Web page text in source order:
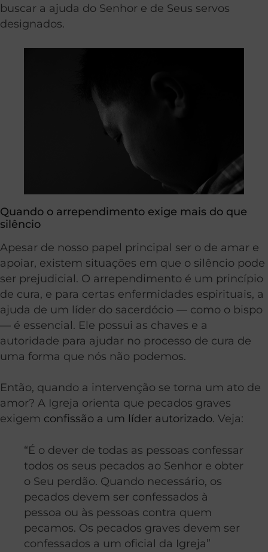
buscar a ajuda do Senhor e de Seus servos
designados.
Quando o arrependimento exige mais do que
silêncio
Apesar de nosso papel principal ser o de amar e
apoiar, existem situações em que o silêncio pode
ser prejudicial. O arrependimento é um princípio
de cura, e para certas enfermidades espirituais, a
ajuda de um líder do sacerdócio — como o bispo
— é essencial. Ele possui as chaves e a
autoridade para ajudar no processo de cura de
uma forma que nós não podemos.
Então, quando a intervenção se torna um ato de
amor? A Igreja orienta que pecados graves
exigem confissão a um líder autorizado. Veja:
“É o dever de todas as pessoas confessar
todos os seus pecados ao Senhor e obter
o Seu perdão. Quando necessário, os
pecados devem ser confessados à
pessoa ou às pessoas contra quem
pecamos. Os pecados graves devem ser
confessados a um oficial da Igreja”